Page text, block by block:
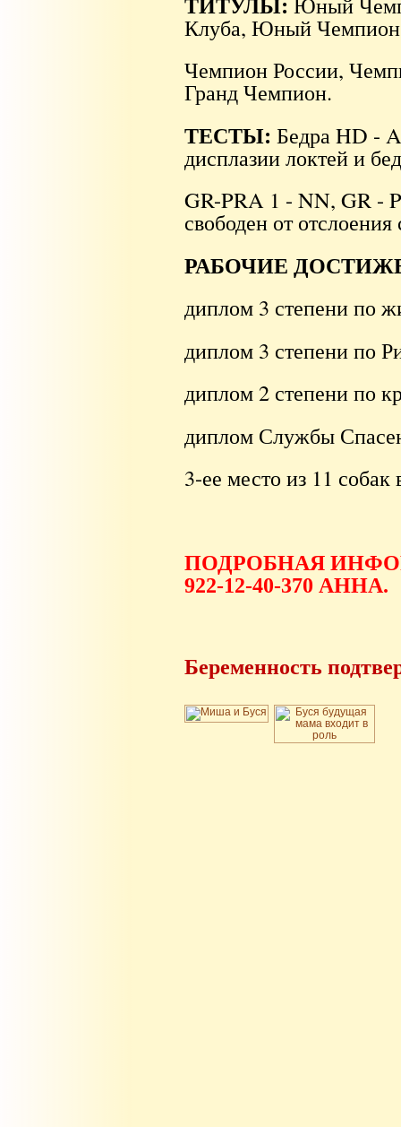
Клуба, Юный
Чемпион России,
Гранд Чемпион.
ТЕСТЫ: Бедра HD -
дисплазии локтей и
GR-PRA 1 - NN, GR -
свободен от отслоения
РАБОЧИЕ
диплом 3 степени по
диплом 3 степени по
диплом 2 степени по
диплом Службы
3-ее место из 11
ПОДРОБНАЯ
922-12-40-370 АННА.
Беременность